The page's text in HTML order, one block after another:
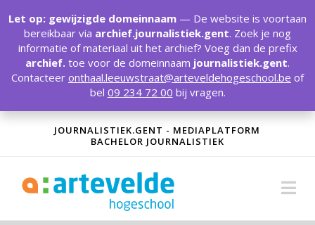
JOURNALISTIEK.GENT - MEDIAPLATFORM
BACHELOR JOURNALISTIEK
Let op: gewijzigde domeinnaam — De website is voortaan
bereikbaar via archief.journalistiek.gent. Zoek je nog
informatie of materiaal uit het archief? Voeg dan de prefix
archief. toe voor de domeinnaam journalistiek.gent.
Contacteer onthaal.leeuwstraat@arteveldehogeschool.be of
bel 09 234 72 00 bij vragen.